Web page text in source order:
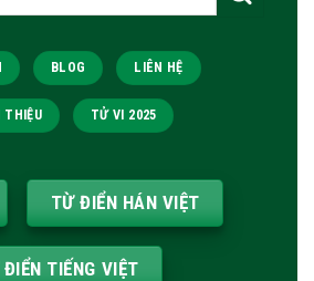
BLOG LIÊN HỆ
THIỆU TỬ VI 2025
TỪ ĐIỂN HÁN VIỆT
TIẾNG VIỆT